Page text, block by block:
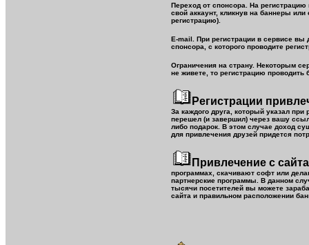
Переход от спонсора. На
свой аккаунт, кликнув на баннеры
регистрацию).
E-mail. При регистрации в сервисе
спонсора, с которого проводите
Ограничения на страну. Некоторым
не живете, то регистрацию проводить
Регистрации
За каждого друга, который указал
перешел (и завершил) через вашу
либо подарок. В этом случае доход
для привлечения друзей придется
Привлечение с сайта
программах, скачивают софт или
партнерские программы. В данном
тысячи посетителей вы можете
сайта и правильном расположении